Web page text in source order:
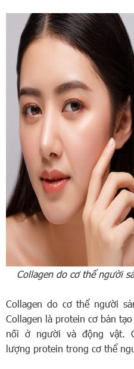
Collagen do cơ thể người
Collagen do cơ thể người
Collagen là protein cơ bản
nối ở người và động vật.
lượng protein trong cơ thể